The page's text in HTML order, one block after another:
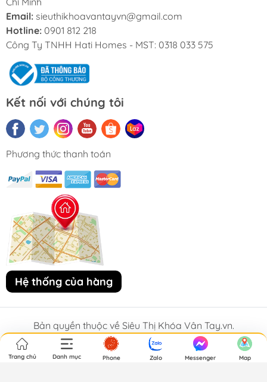
Email: sieuthikhoavantayvn@gmail.com
Hotline: 0901 812 218
Công Ty TNHH Hati Homes - MST: 0318 033 575
Kết nối với chúng tôi
Phương thức thanh toán
Hệ thống của hàng
Bản quyền thuộc về Siêu Thị Khóa Vân Tay.vn.
Trang chủ Danh mục Phone Zalo Messenger Map